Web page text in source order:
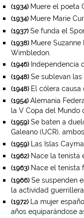
(1934)Muere el poeta
(1934)Muere Marie
(1937)Se funda el
(1938)Muere Suzanne
Wimbledon.
(1946)Independencia
(1948)Se sublevan las
(1948)El cólera causa
(1954)Alemania
la V Copa del Mundo
(1959)Se baten a
Galeano (UCR),
(1959)Las Islas
(1962)Nace la tenista
(1963)Nace el tenista
(1966)Se suspenden
la actividad guerrillera.
(1972)La mujer
años equiparándose